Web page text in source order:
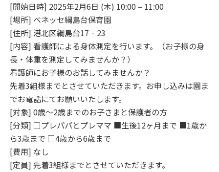
[開始日時] 2025年2月6日 (木) 10:00 – 11:00
[場所] ベネッセ綱島台保育園
[住所] 港北区綱島台17‐23
[内容] 看護師による身体測定を行います。（お子様の身
長・体重を測定してみませんか？）
看護師にお子様のお話してみませんか？
先着3組様までとさせていただきます。お申し込みは園ま
でお電話にてお願いいたします。
[対象] 0歳～2歳までのお子さまと保護者の方
[分類] □プレパパとプレママ ■生後12ヶ月まで ■1歳か
ら3歳まで □4歳から6歳まで
[費用] なし
[定員] 先着3組様までとさせていただきます。